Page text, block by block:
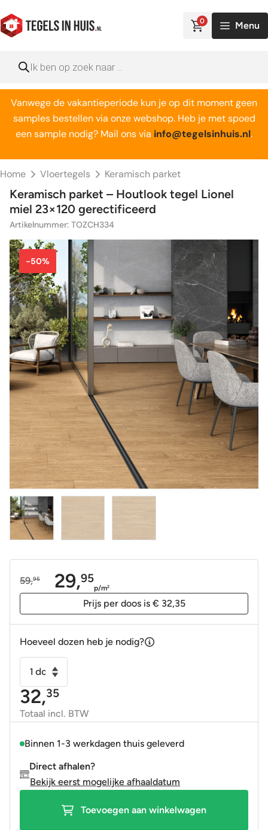
naar
de
0 Menu
zoeken
Vanwege de vakantieperiode kun je op dit moment geen
samples bestellen via onze webshop. Heb je met spoed
een sample nodig? Mail ons via info@tegelsinhuis.nl.
Home Vloertegels Keramisch parket
Keramisch parket – Houtlook tegel Lionel
miel 23×120 gerectificeerd
Artikelnummer: TOZCH334
-50%
59,95
Oorspronkelijke
29,95
Huidige
p/m2
Prijs per doos is € 32,35
Hoeveel dozen heb je nodig?
parket
-
Houtlook
tegel
Lionel
23x120
gerectificeerd
32,35
Totaal incl. BTW
Binnen 1-3 werkdagen thuis geleverd
Direct afhalen?
Bekijk eerst mogelijke afhaaldatum
Toevoegen aan winkelwagen